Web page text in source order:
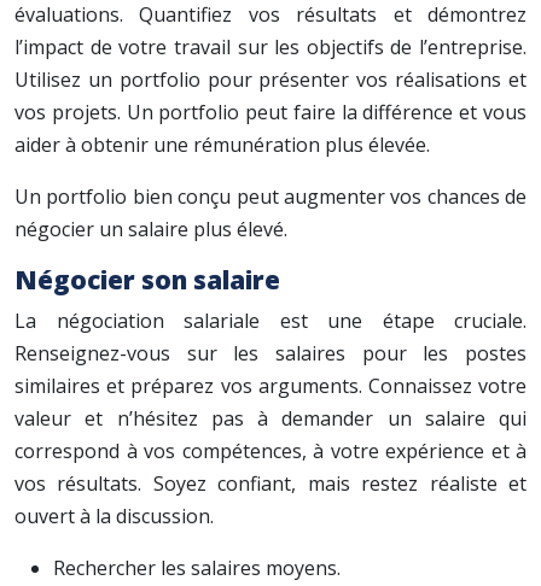
évaluations. Quantifiez vos résultats et démontrez
l’impact de votre travail sur les objectifs de l’entreprise.
Utilisez un portfolio pour présenter vos réalisations et
vos projets. Un portfolio peut faire la différence et vous
aider à obtenir une rémunération plus élevée.
Un portfolio bien conçu peut augmenter vos chances de
négocier un salaire plus élevé.
Négocier son salaire
La négociation salariale est une étape cruciale.
Renseignez-vous sur les salaires pour les postes
similaires et préparez vos arguments. Connaissez votre
valeur et n’hésitez pas à demander un salaire qui
correspond à vos compétences, à votre expérience et à
vos résultats. Soyez confiant, mais restez réaliste et
ouvert à la discussion.
Rechercher les salaires moyens.